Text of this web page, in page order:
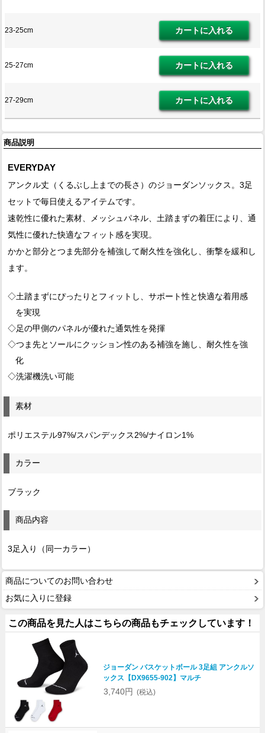
23-25cm
25-27cm
27-29cm
商品説明
EVERYDAY
アンクル丈（くるぶし上までの長さ）のジョーダンソックス。3足
セットで毎日使えるアイテムです。
速乾性に優れた素材、メッシュパネル、土踏まずの着圧により、通
気性に優れた快適なフィット感を実現。
かかと部分とつま先部分を補強して耐久性を強化し、衝撃を緩和し
ます。
◇土踏まずにぴったりとフィットし、サポート性と快適な着用感
を実現
◇足の甲側のパネルが優れた通気性を発揮
◇つま先とソールにクッション性のある補強を施し、耐久性を強
化
◇洗濯機洗い可能
素材
ポリエステル97%/スパンデックス2%/ナイロン1%
カラー
ブラック
商品内容
3足入り（同一カラー）
商品についてのお問い合わせ
お気に入りに登録
この商品を見た人はこちらの商品もチェックしています！
ジョーダン バスケットボール 3足組 アンクルソ
ックス【DX9655-902】マルチ
3,740円 (税込)